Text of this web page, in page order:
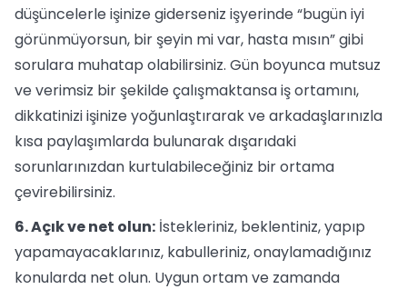
düşüncelerle işinize giderseniz işyerinde “bugün iyi
görünmüyorsun, bir şeyin mi var, hasta mısın” gibi
sorulara muhatap olabilirsiniz. Gün boyunca mutsuz
ve verimsiz bir şekilde çalışmaktansa iş ortamını,
dikkatinizi işinize yoğunlaştırarak ve arkadaşlarınızla
kısa paylaşımlarda bulunarak dışarıdaki
sorunlarınızdan kurtulabileceğiniz bir ortama
çevirebilirsiniz.
6. Açık ve net olun: İstekleriniz, beklentiniz, yapıp
yapamayacaklarınız, kabulleriniz, onaylamadığınız
konularda net olun. Uygun ortam ve zamanda